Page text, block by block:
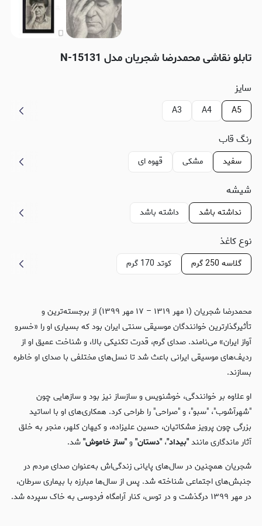
تابلو نقاشی محمدرضا شجریان مدل N-15131
سایز
A5
A4
A3
رنگ قاب
سفید مشکی قهوه ای
شیشه
نداشته باشد داشته باشد
نوع کاغذ
گلاسه 250 گرم کوتد 170 گرم
محمدرضا شجریان (۱ مهر ۱۳۱۹ – ۱۷ مهر ۱۳۹۹) از برجسته‌ترین و
تأثیرگذارترین خوانندگان موسیقی سنتی ایران بود که بسیاری او را «خسرو
آواز ایران» می‌نامند. صدای گرم، قدرت تکنیکی بالا، و شناخت عمیق او از
ردیف‌های موسیقی ایرانی باعث شد تا نسل‌های مختلفی با صدای او خاطره
بسازند.
او علاوه بر خوانندگی، خوشنویس و سازساز نیز بود و سازهایی چون
"شهرآشوب"، "سبو"، و "صراحی" را طراحی کرد. همکاری‌های او با اساتید
بزرگی چون پرویز مشکاتیان، حسین علیزاده، و کیهان کلهر، منجر به خلق
آثار ماندگاری مانند"بیداد"، "دستان"و"ساز خاموش"شد.
شجریان همچنین در سال‌های پایانی زندگی‌اش به‌عنوان صدای مردم در
جنبش‌های اجتماعی شناخته شد. پس از سال‌ها مبارزه با بیماری سرطان،
در مهر ۱۳۹۹ درگذشت و در توس، کنار آرامگاه فردوسی به خاک سپرده شد.